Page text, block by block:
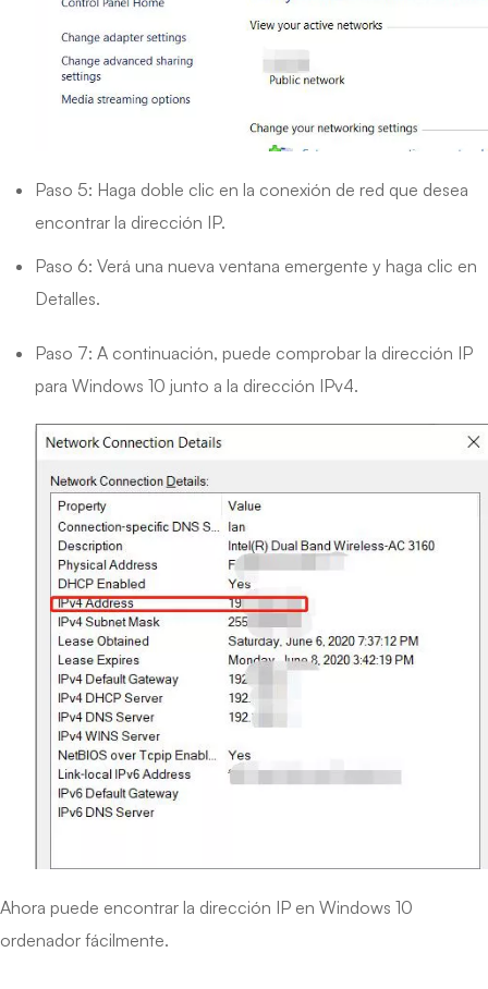
Paso 5: Haga doble clic en la conexión de red que desea
encontrar la dirección IP.
Paso 6: Verá una nueva ventana emergente y haga clic en
Detalles.
Paso 7: A continuación, puede comprobar la dirección IP
para Windows 10 junto a la dirección IPv4.
Ahora puede encontrar la dirección IP en Windows 10
ordenador fácilmente.